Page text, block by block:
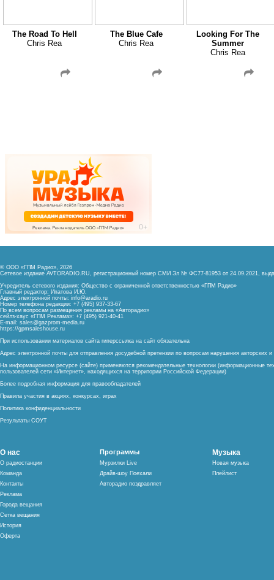
The Road To Hell
Chris Rea
The Blue Cafe
Chris Rea
Looking For The
Summer
Chris Rea
© ООО «ГПМ Радио», 2026
Сетевое издание AVTORADIO.RU, регистрационный номер СМИ Эл № ФС77-81953 от 24.09.2021,
Учредитель сетевого издания: Общество с ограниченной ответственностью «ГПМ Радио»
Главный редактор: Ипатова И.Ю.
Адрес электронной почты: info@aradio.ru
Номер телефона редакции: +7 (495) 937-33-67
По всем вопросам размещения рекламы на «Авторадио»
сейлз-хаус «ГПМ Реклама»: +7 (495) 921-40-41
E-mail: sales@gazprom-media.ru
https://gpmsaleshouse.ru
При использовании материалов сайта гиперссылка на сайт обязательна
Адрес электронной почты для отправления досудебной претензии по вопросам нарушения авторских
На информационном ресурсе (сайте) применяются рекомендательные технологии (информационные
пользователей сети «Интернет», находящихся на территории Российской Федерации)
Более подробная информация для правообладателей
Правила участия в акциях, конкурсах, играх
Политика конфиденциальности
Результаты СОУТ
О нас
О радиостанции
Команда
Контакты
Реклама
Города вещания
Сетка вещания
История
Оферта
Программы
Мурзилки Live
Драйв-шоу Поехали
Авторадио поздравляет
Музыка
Новая музыка
Плейлист